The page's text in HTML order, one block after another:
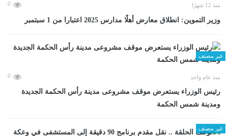
منذ 12 شهرًا 0
وزير التموين: انطلاق معارض أهلًا مدارس 2025 اعتبارا من 1 سبتمبر
غير مصنف
منذ عام واحد 0
رئيس الوزراء يستعرض موقف مشروعى مدينة رأس الحكمة الجديدة
ومدينة شمس الحكمة
غير مصنف